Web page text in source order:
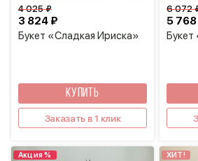
Букет «Сладкая Ириска»
3 824 ₽
4 025 ₽
КУПИТЬ
Заказать в 1 клик
Букет
5
6 072
Акция % ХИТ!